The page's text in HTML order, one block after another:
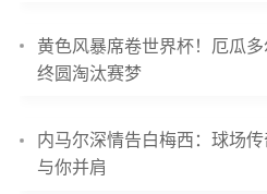
黄色风暴席卷世界杯！厄瓜
终圆淘汰赛梦
内马尔深情告白梅西：球场
与你并肩